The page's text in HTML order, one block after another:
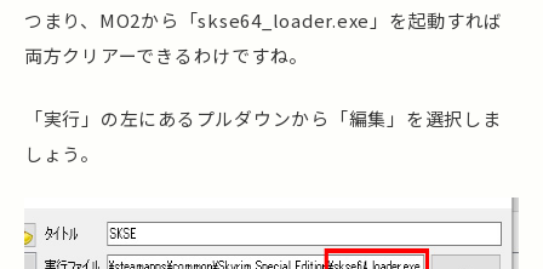
つまり、MO2から「skse64_loader.exe」を起動すれば
両方クリアーできるわけですね。
「実行」の左にあるプルダウンから「編集」を選択しま
しょう。